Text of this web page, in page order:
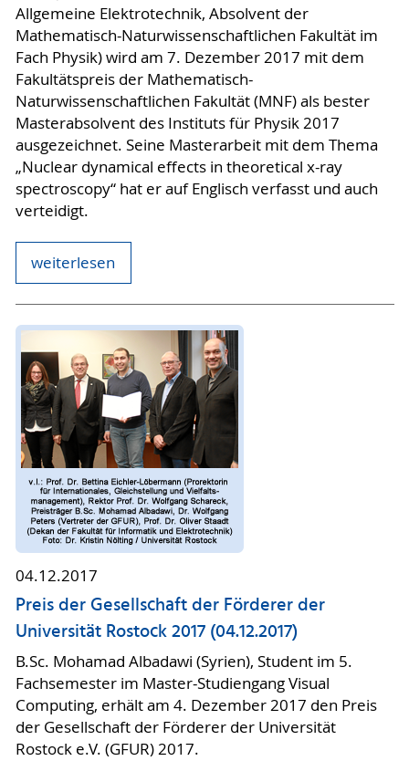
Allgemeine Elektrotechnik, Absolvent der
Mathematisch-Naturwissenschaftlichen Fakultät im
Fach Physik) wird am 7. Dezember 2017 mit dem
Fakultätspreis der Mathematisch-
Naturwissenschaftlichen Fakultät (MNF) als bester
Masterabsolvent des Instituts für Physik 2017
ausgezeichnet. Seine Masterarbeit mit dem Thema
„Nuclear dynamical effects in theoretical x-ray
spectroscopy“ hat er auf Englisch verfasst und auch
verteidigt.
weiterlesen
04.12.2017
Preis der Gesellschaft der Förderer der
Universität Rostock 2017 (04.12.2017)
B.Sc. Mohamad Albadawi (Syrien), Student im 5.
Fachsemester im Master-Studiengang Visual
Computing, erhält am 4. Dezember 2017 den Preis
der Gesellschaft der Förderer der Universität
Rostock e.V. (GFUR) 2017.